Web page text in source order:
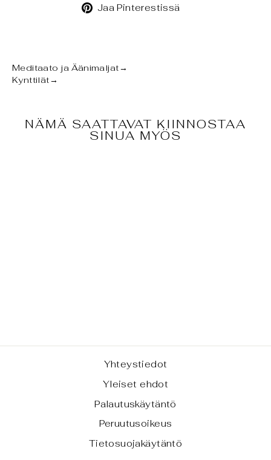
Facebookissa
Jaa Pinterestissä
Meditaato ja Äänimaljat→
Kynttilät→
NÄMÄ SAATTAVAT KIINNOSTAA
SINUA MYÖS
Yhteystiedot
Yleiset ehdot
Palautuskäytäntö
Peruutusoikeus
Tietosuojakäytäntö